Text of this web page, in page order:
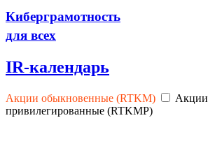
Киберграмотность
для всех
IR-календарь
Акции обыкновенные (RTKM)
Акции
привилегированные (RTKMP)